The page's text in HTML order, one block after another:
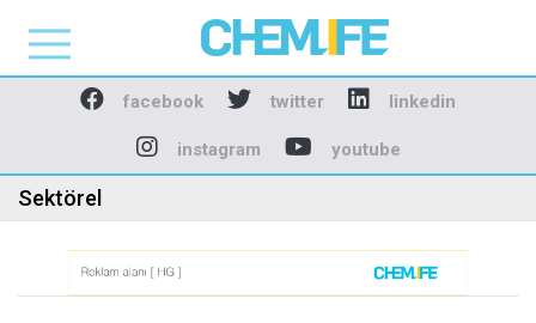
Chemlife - Basılı ve
facebook twitter linkedin
instagram youtube
Sektörel